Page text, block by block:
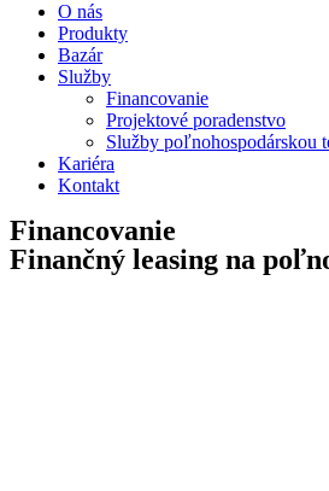
O nás
Produkty
Bazár
Služby
Financovanie
Projektové poradenstvo
Služby poľnohospodárskou
Kariéra
Kontakt
Financovanie
Finančný leasing na